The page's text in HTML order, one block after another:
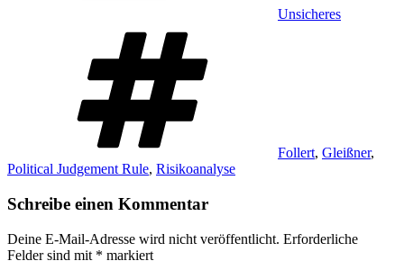
Unsicheres
Follert, Gleißner,
Political Judgement Rule, Risikoanalyse
Schreibe einen Kommentar
Deine E-Mail-Adresse wird nicht veröffentlicht. Erforderliche
Felder sind mit * markiert